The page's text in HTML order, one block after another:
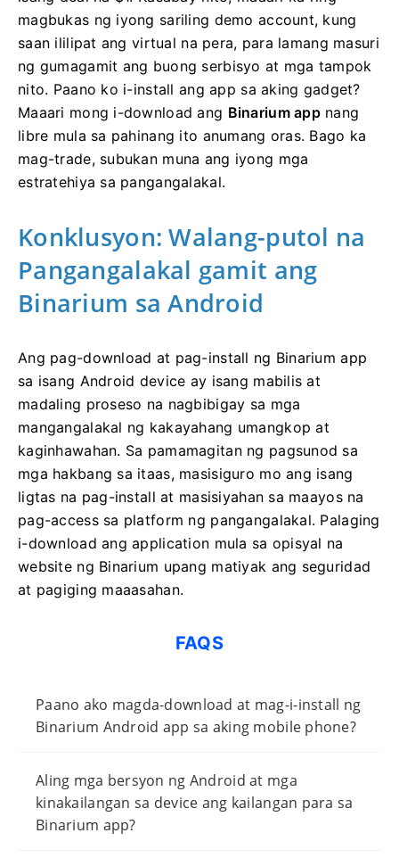
magbukas ng iyong sariling demo account, kung
saan ililipat ang virtual na pera, para lamang masuri
ng gumagamit ang buong serbisyo at mga tampok
nito. Paano ko i-install ang app sa aking gadget?
Maaari mong i-download ang Binarium appnang
libre mula sa pahinang ito anumang oras. Bago ka
mag-trade, subukan muna ang iyong mga
estratehiya sa pangangalakal.
Konklusyon: Walang-putol na
Pangangalakal gamit ang
Binarium sa Android
Ang pag-download at pag-install ng Binarium app
sa isang Android device ay isang mabilis at
madaling proseso na nagbibigay sa mga
mangangalakal ng kakayahang umangkop at
kaginhawahan. Sa pamamagitan ng pagsunod sa
mga hakbang sa itaas, masisiguro mo ang isang
ligtas na pag-install at masisiyahan sa maayos na
pag-access sa platform ng pangangalakal. Palaging
i-download ang application mula sa opisyal na
website ng Binarium upang matiyak ang seguridad
at pagiging maaasahan.
FAQS
Paano ako magda-download at mag-i-install ng
Binarium Android app sa aking mobile phone?
Aling mga bersyon ng Android at mga
kinakailangan sa device ang kailangan para sa
Binarium app?